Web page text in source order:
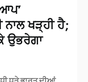
ਨਾਲ ਖੜ੍ਹੀ ਹੈ;
ਉਭਰੇਗਾ